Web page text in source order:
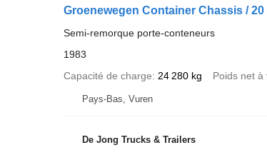
Groenewegen Container Chassis /
Semi-remorque porte-conteneurs
1983
Capacité de charge
24 280 kg Poids net à
Pays-Bas, Vuren
De Jong Trucks & Trailers